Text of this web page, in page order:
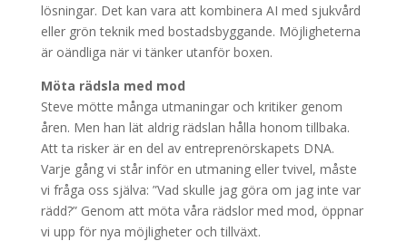
lösningar. Det kan vara att kombinera AI med sjukvård
eller grön teknik med bostadsbyggande. Möjligheterna
är oändliga när vi tänker utanför boxen.
Möta rädsla med mod
Steve mötte många utmaningar och kritiker genom
åren. Men han lät aldrig rädslan hålla honom tillbaka.
Att ta risker är en del av entreprenörskapets DNA.
Varje gång vi står inför en utmaning eller tvivel, måste
vi fråga oss själva: ”Vad skulle jag göra om jag inte var
rädd?” Genom att möta våra rädslor med mod, öppnar
vi upp för nya möjligheter och tillväxt.